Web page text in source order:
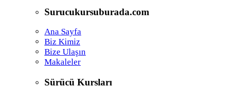
Surucukursuburada.com
Ana Sayfa
Biz Kimiz
Bize Ulaşın
Makaleler
Sürücü Kursları